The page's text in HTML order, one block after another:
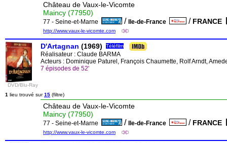
Château de Vaux-le-Vicomte
Maincy (77950)
77 - Seine-et-Marne / Ile-de-France / FRANCE
http://www.vaux-le-vicomte.com
DVD/Blu-Ray
D'Artagnan (1969) Téléfilm
Réalisateur : Claude BARMA
Acteurs : Dominique Paturel, François Chaumette, Rolf Arndt,
7 épisodes de 52'
1 lieu trouvé sur15 (filtre)
Château de Vaux-le-Vicomte
Maincy (77950)
77 - Seine-et-Marne / Ile-de-France / FRANCE
http://www.vaux-le-vicomte.com